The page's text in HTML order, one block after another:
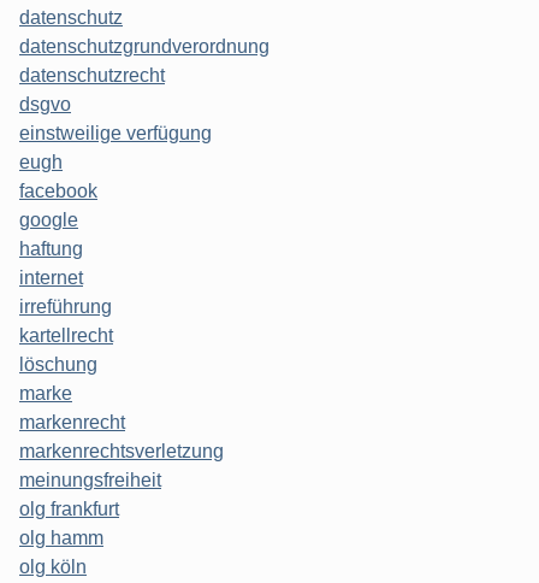
datenschutz
datenschutzgrundverordnung
datenschutzrecht
dsgvo
einstweilige verfügung
eugh
facebook
google
haftung
internet
irreführung
kartellrecht
löschung
marke
markenrecht
markenrechtsverletzung
meinungsfreiheit
olg frankfurt
olg hamm
olg köln